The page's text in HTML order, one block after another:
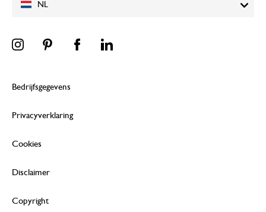
NL
Bedrijfsgegevens
Privacyverklaring
Cookies
Disclaimer
Copyright